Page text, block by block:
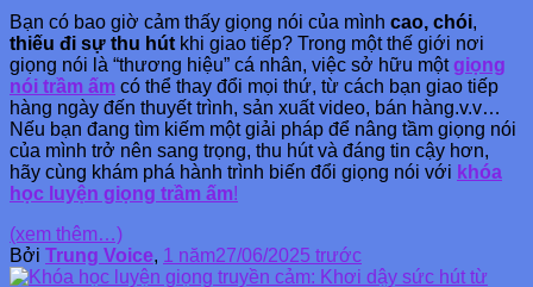
Bạn có bao giờ cảm thấy giọng nói của mình cao, chói,
thiếu đi sự thu hút khi giao tiếp? Trong một thế giới nơi
giọng nói là “thương hiệu” cá nhân, việc sở hữu một giọng
nói trầm ấm có thể thay đổi mọi thứ, từ cách bạn giao tiếp
hàng ngày đến thuyết trình, sản xuất video, bán hàng.v.v…
Nếu bạn đang tìm kiếm một giải pháp để nâng tầm giọng nói
của mình trở nên sang trọng, thu hút và đáng tin cậy hơn,
hãy cùng khám phá hành trình biến đổi giọng nói với khóa
học luyện giọng trầm ấm!
(xem thêm…)
Bởi Trung Voice, 1 năm27/06/2025 trước